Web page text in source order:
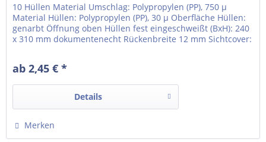
10 Hüllen Material Umschlag: Polypropylen (PP), 750 µ
Material Hüllen: Polypropylen (PP), 30 µ Oberfläche Hüllen:
genarbt Öffnung oben Hüllen fest eingeschweißt (BxH): 240
x 310 mm dokumentenecht Rückenbreite 12 mm Sichtcover:
Rücken gezogen Einlegeformat...
ab 2,45 € *
Details
Merken